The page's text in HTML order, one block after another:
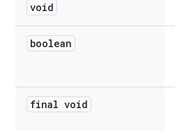
void
boolean
final void